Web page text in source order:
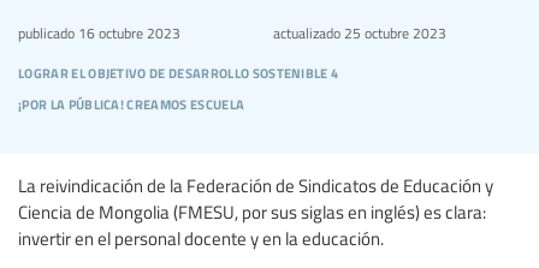
lograr el objetivo de desarrollo sostenible 4
¡por la pública! creamos escuela
publicado 16 octubre 2023 actualizado25 octubre 2023
La reivindicación de la Federación de Sindicatos de Educación y
Ciencia de Mongolia (FMESU, por sus siglas en inglés) es clara:
invertir en el personal docente y en la educación.